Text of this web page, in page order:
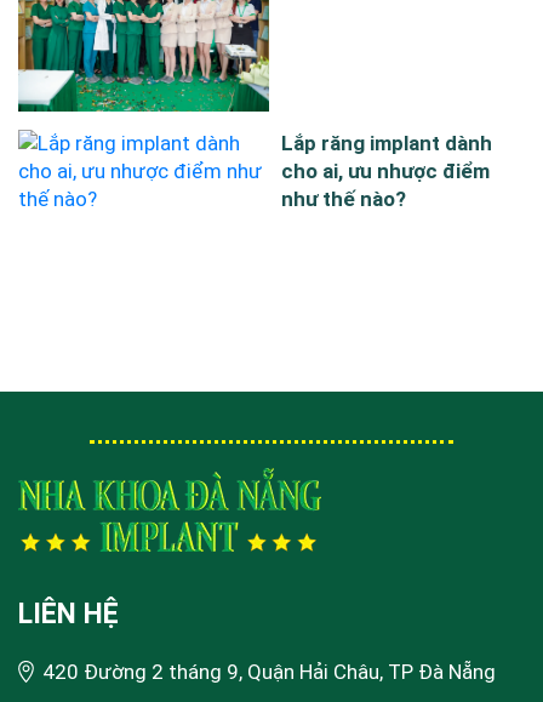
Lắp răng implant dành
cho ai, ưu nhược điểm
như thế nào?
LIÊN HỆ
420 Đường 2 tháng 9, Quận Hải Châu, TP Đà Nẵng